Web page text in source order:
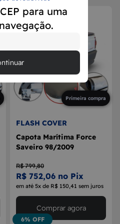
para uma
Primeira compra
FLASH COVER
Capota Marítima Force
Saveiro 98/2009
R$ 799,80
R$ 752,06 no Pix
em até 5x de R$ 150,41 sem juros
6% OFF
Comprar agora